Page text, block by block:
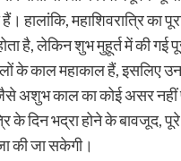
हैं। हालांकि, महाशिवरात्रि का
है, लेकिन शुभ मुहूर्त में की गई
के काल महाकाल हैं, इसलिए
अशुभ काल का कोई असर नहीं
के दिन भद्रा होने के बावजूद,
की जा सकेगी।